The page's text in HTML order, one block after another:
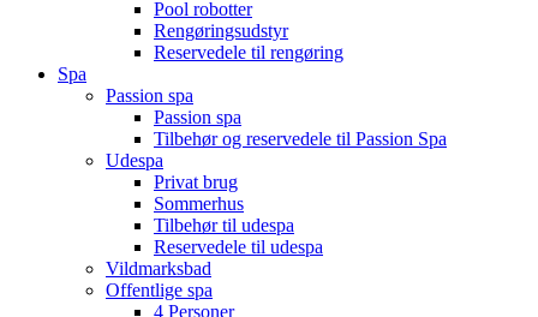
Pool robotter
Rengøringsudstyr
Reservedele til rengøring
Spa
Passion spa
Passion spa
Tilbehør og reservedele til Passion Spa
Udespa
Privat brug
Sommerhus
Tilbehør til udespa
Reservedele til udespa
Vildmarksbad
Offentlige spa
4 Personer